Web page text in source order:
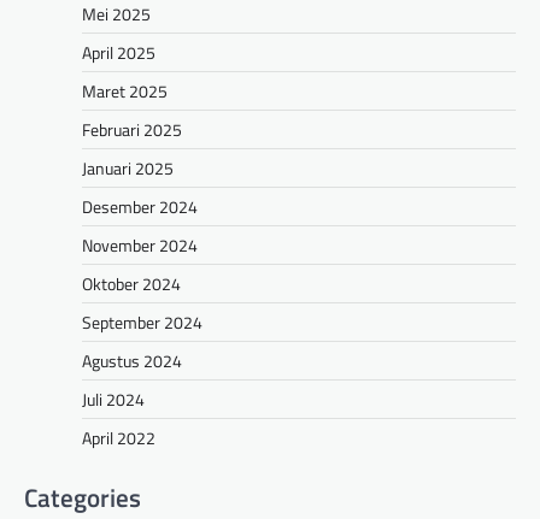
Mei 2025
April 2025
Maret 2025
Februari 2025
Januari 2025
Desember 2024
November 2024
Oktober 2024
September 2024
Agustus 2024
Juli 2024
April 2022
Categories